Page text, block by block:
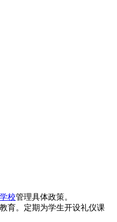
校管理具体政策。
育。定期为学生开设礼仪课